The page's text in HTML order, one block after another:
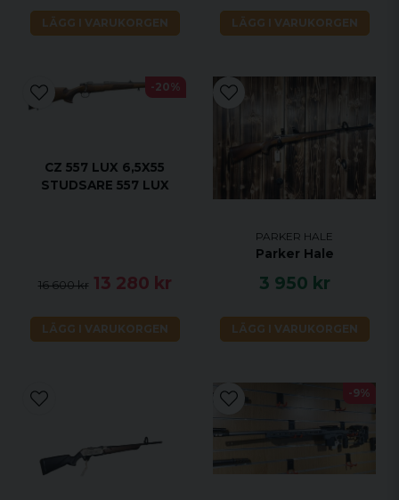
LÄGG I VARUKORGEN LÄGG I VARUKORGEN
CZ 557 LUX 6,5X55
STUDSARE 557 LUX
16 600 kr 13 280 kr
LÄGG I VARUKORGEN
-20%
PARKER HALE
Parker Hale
3 950 kr
LÄGG I VARUKORGEN
-9%